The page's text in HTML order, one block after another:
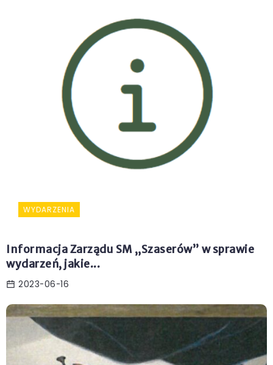
WYDARZENIA
Informacja Zarządu SM „Szaserów” w sprawie
wydarzeń, jakie...
2023-06-16